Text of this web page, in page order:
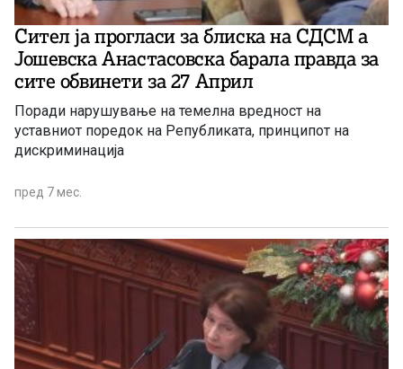
Сител ја прогласи за блиска на СДСМ а
Јошевска Анастасовска барала правда за
сите обвинети за 27 Април
Поради нарушување на темелна вредност на
уставниот поредок на Републиката, принципот на
дискриминација
пред 7 мес.